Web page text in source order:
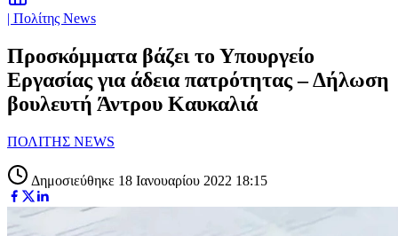
| Πολίτης News
Προσκόμματα βάζει το Υπουργείο
Εργασίας για άδεια πατρότητας – Δήλωση
βουλευτή Άντρου Καυκαλιά
ΠΟΛΙΤΗΣ NEWS
Δημοσιεύθηκε 18 Ιανουαρίου 2022 18:15